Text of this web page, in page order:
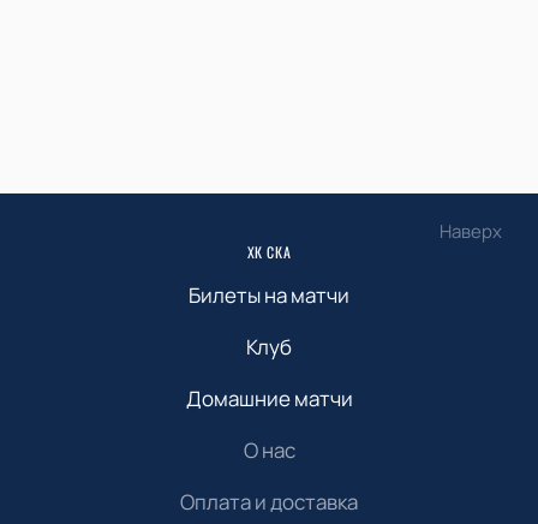
Наверх
ХК СКА
Билеты на матчи
Клуб
Домашние матчи
О нас
Оплата и доставка